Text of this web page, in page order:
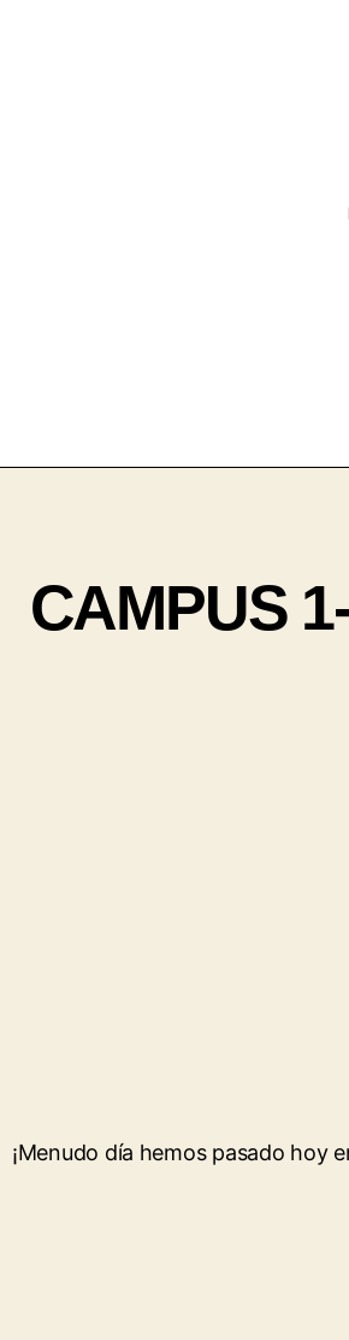
CAMPUS
¡Menudo día hemos pasado hoy